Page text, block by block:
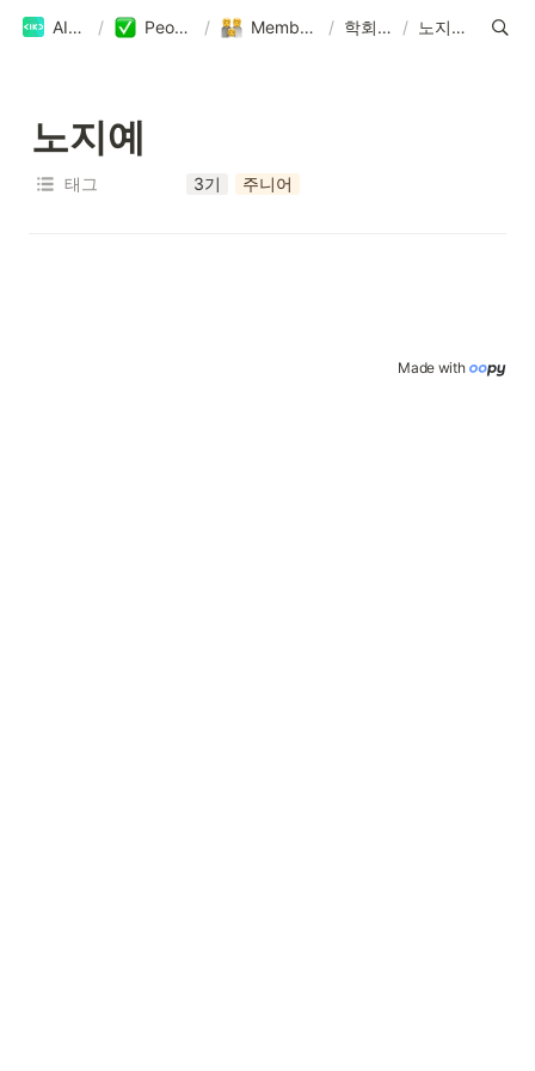
AIKU / People / Members / 학회원 / 노지예
노지예
태그 3기 주니어
Made with